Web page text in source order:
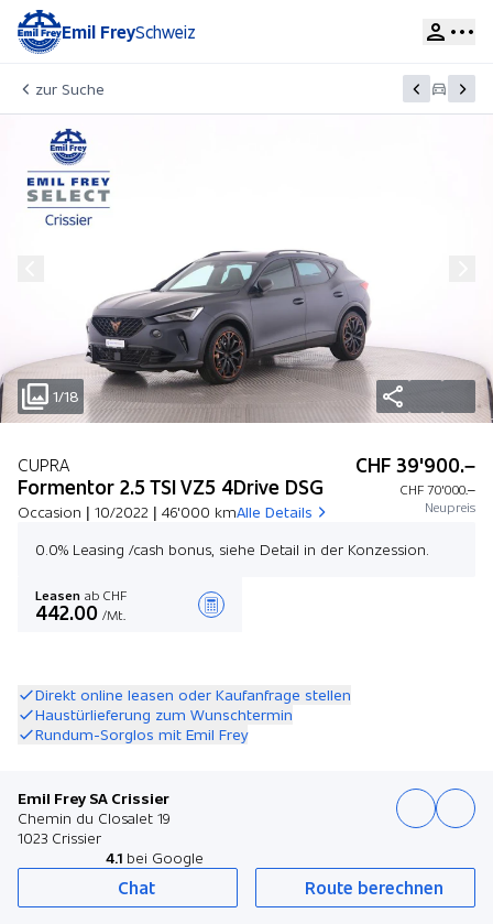
Emil FreySchweiz
zur Suche
1/18
CUPRA
Formentor 2.5 TSI VZ5 4Drive DSG
Occasion | 10/2022 | 46'000 kmAlle Details
CHF 39'900.–
CHF 70'000.–
Neupreis
0.0% Leasing /cash bonus, siehe Detail in der Konzession.
Leasen ab CHF
442.00 /Mt.
Direkt online leasen oder Kaufanfrage stellen
Haustürlieferung zum Wunschtermin
Rundum-Sorglos mit Emil Frey
Emil Frey SA Crissier
Chemin du Closalet 19
1023 Crissier
4.1 bei Google
Chat Route berechnen